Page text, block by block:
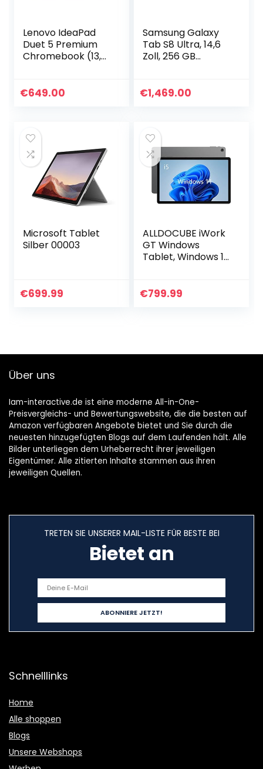
Lenovo IdeaPad
Duet 5 Premium
Chromebook (13,3
2-in-1 Tablet,
€649.00
Samsung Galaxy
Tab S8 Ultra, 14,6
Zoll, 256 GB
Android Tablet
€1,469.00
Microsoft Tablet
Silber 00003
€699.99
ALLDOCUBE iWork
GT Windows
Tablet, Windows 11
Bildschirm, Intel
€799.99
Über uns
Iam-interactive.de ist eine moderne All-in-One-
Preisvergleichs- und Bewertungswebsite, die die besten auf
Amazon verfügbaren Angebote bietet und Sie durch die
neuesten hinzugefügten Blogs auf dem Laufenden hält. Alle
Bilder unterliegen dem Urheberrecht ihrer jeweiligen
Eigentümer. Alle zitierten Inhalte stammen aus ihren
jeweiligen Quellen.
TRETEN SIE UNSERER MAIL-LISTE FÜR BESTE BEI
Bietet an
Schnelllinks
Home
Alle shoppen
Blogs
Unsere Webshops